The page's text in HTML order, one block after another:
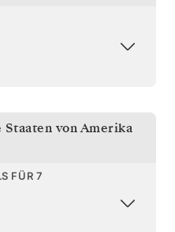
von Amerika
FÜR 7